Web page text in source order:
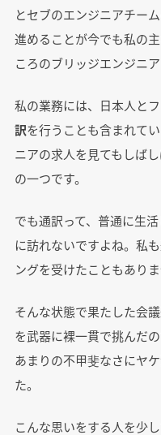
とセブのエンジニアチー
進めることが今でも私の
ころのブリッジエンジニア
私の業務には、日本人と
訳を行うことも含まれて
ニアの求人を見てもしば
の一つです。
でも通訳って、普通に生
に訪れないですよね。私
ングを受けたこともありま
そんな状態で果たした会
を武器に裸一貫で挑んだ
あまりの不甲斐なさにヤ
た。
こんな思いをする人を少